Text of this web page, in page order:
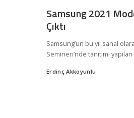
Samsung 2021
Çıktı
Samsung’un bu yıl sanal
Semineri’nde tanıtımı yapılan
Posted
Erdinç Akkoyunlu